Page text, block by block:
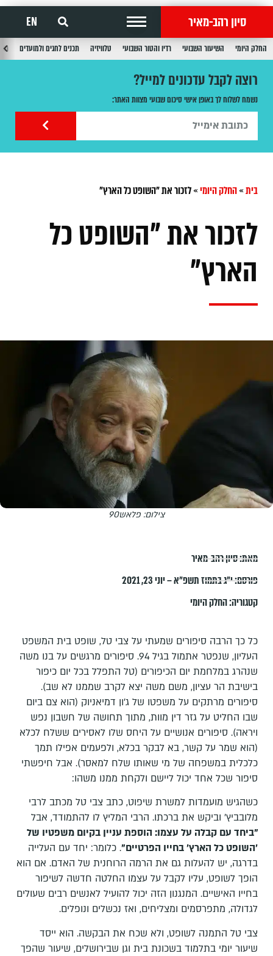
סיון רהב-מאיר EN
החלק היומי השיעור השבועי רדיו והטור השבועי טלוויזיה תכנים לחגים ולמועדים
רוצה לקבל עדכונים למייל?
נשמח לשלוח לך באופן אישי סיכום שבועי מצוות האתר:
בית»החלק היומי»לזכור את "השופט כל הארץ"
לזכור את "השופט כל
הארץ"
צילום: פלאש90
מאת:סיון רהב-מאיר
פורסם:י״ג בתמוז תשפ״א – יוני 23, 2021
קטגוריה:החלק היומי
כל כך הרבה סיפורים שמעתי על צבי טל, שופט בית המשפט
העליון, שנפטר אתמול בגיל 94. סיפורים מרגשים על בנו משה
שנהרג במלחמת יום הכיפורים (טל התפלל בכל יום כיפור
בישיבת הר עציון, משם משה יצא לקרב שממנו לא שב).
סיפורים מרתקים על משפטו של ג'ון דמיאניוק (הוא צם ביום
שבו החליט על גזר דין מוות, מתוך תחושה של חשבון נפש
ויראה). סיפורים אנושיים על היחס שלו לאסירים ששלח לכלא
(הוא שמר על קשר, בא לבקר בכלא, ולפעמים אפילו תמך
כלכלית במשפחה של מי שאותו שלח למאסר). אבל חיפשתי
סיפור שכל אחד יכול ליישם ולקחת ממנו משהו:
כשהגיש מועמדות למשרת שיפוט, כתב צבי טל מכתב לרבי
מלובביץ' וביקש את ברכתו. הרבי המליץ לו להתמודד, אבל
"ביחד עם קבלה על עצמו: הוספת עניין בקיום משפטיו של
'השופט כל הארץ' בחייו הפרטיים". כלומר: יחד עם העלייה
בדרגה, יש להעלות גם את הרמה הרוחנית של האדם. אם הוא
הופך לשופט, עליו לקבל על עצמו החלטה חדשה לשיפור
בחייו האישיים. המנגנון הזה יכול להועיל לאנשים רבים שעולים
לגדולה, מתפרסמים ומצליחים, ואז נכשלים ונופלים.
צבי טל התמנה לשופט, ולא שכח את הבקשה. הוא ייסד
שיעור יומי בתלמוד בשכונת בית וגן שבירושלים, שיעור שהפך